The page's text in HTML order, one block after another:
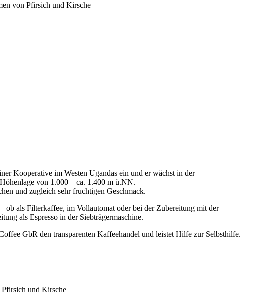
von Pfirsich und Kirsche
Kooperative im Westen Ugandas ein und er wächst in der
von 1.000 – ca. 1.400 m ü.NN.
und zugleich sehr fruchtigen Geschmack.
ob als Filterkaffee, im Vollautomat oder bei der Zubereitung mit der
als Espresso in der Siebträgermaschine.
GbR den transparenten Kaffeehandel und leistet Hilfe zur Selbsthilfe.
und Kirsche